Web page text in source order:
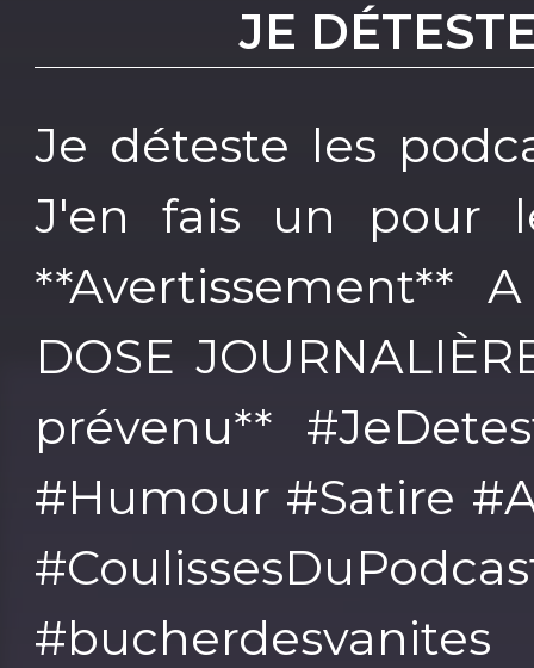
JE
Je déteste les
J'en fais un pour
**Avertissement**
DOSE
prévenu**
#Humour #Satire
#bucherdesvanites